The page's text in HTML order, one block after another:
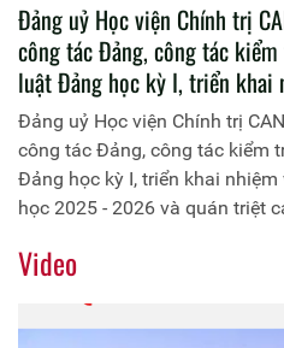
Đảng uỷ Học viện Chính trị
công tác Đảng, công tác
luật Đảng học kỳ I, triển khai
II, năm học 2025 - 2026 và
Chương trình hành động của
ương
Đảng uỷ Học viện Chính trị
công tác Đảng, công tác kiểm
Đảng học kỳ I, triển khai
học 2025 - 2026 và quán triệt
Video